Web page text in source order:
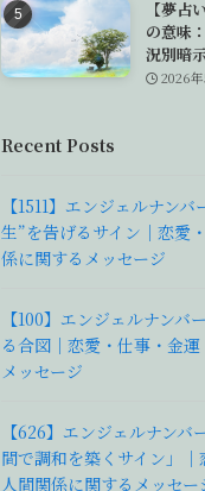
【夢占
の意味
況別暗
2026
Recent Posts
【1511】エンジェルナン
生”を告げるサイン｜恋愛
係に関するメッセージ
【100】エンジェルナン
る合図｜恋愛・仕事・金
メッセージ
【626】エンジェルナン
間で調和を築くサイン」｜
人間関係に関するメッセー